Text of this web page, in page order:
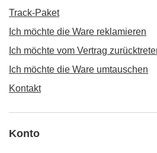
Track-Paket
Ich möchte die Ware reklamieren
Ich möchte vom Vertrag
Ich möchte die Ware umtauschen
Kontakt
Konto